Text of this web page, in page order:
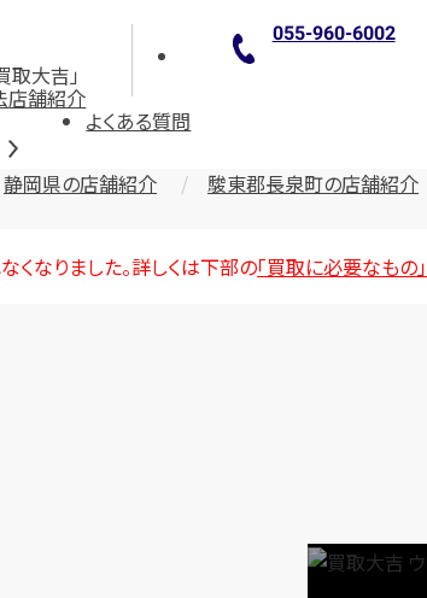
大吉」
055-960-6002
店舗紹介
よくある質問
静岡県の店舗紹介 駿東郡長泉町の店舗紹介
なりました。詳しくは下部の「買取に必要なもの」